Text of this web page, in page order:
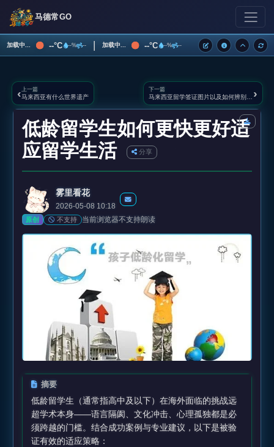
马德常GO
加载中... --°C --% -- | 加载中... --°C --% --
‹ 上一篇
马来西亚有什么世界遗产
下一篇 ›
低龄留学生如何更快更好适
应留学生活
分享
雾里看花
2026-05-08 10:18
原创 不支持 当前浏览器不支持朗读
摘要
低龄留学生（通常指高中及以下）在海外面临的挑战远
超学术本身——语言隔阂、文化冲击、心理孤独都是必
须跨越的门槛。结合成功案例与专业建议，以下是被验
证有效的适应策略：